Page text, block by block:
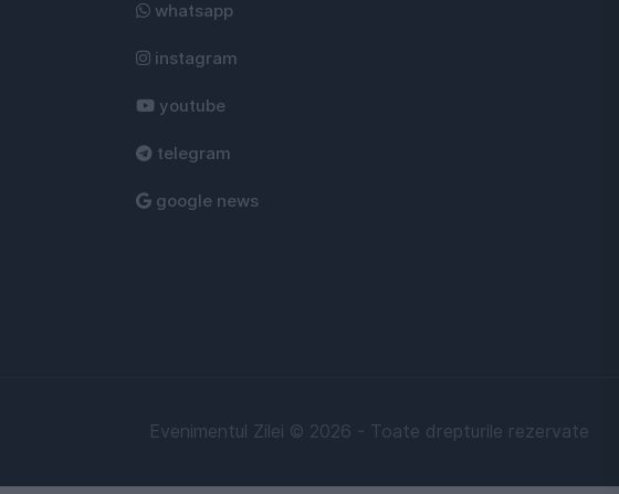
whatsapp
instagram
youtube
telegram
google news
Evenimentul Zilei © 2026 - Toate drepturile rezervate